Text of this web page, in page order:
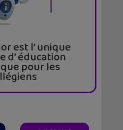
est l’ unique
d’ éducation
pour les